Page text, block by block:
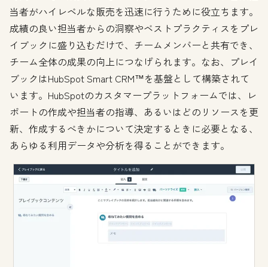
当者がハイレベルな販売を迅速に行うために役立ちます。
成績の良い担当者からの洞察やベストプラクティスをプレ
イブックに盛り込むだけで、チームメンバーと共有でき、
チーム全体の成果の向上につなげられます。なお、プレイ
ブックはHubSpot Smart CRM™を基盤として構築されて
います。HubSpotのカスタマープラットフォームでは、レ
ポートの作成や担当者の指導、あるいはどのリソースを更
新、作成するべきかについて決定するときに必要となる、
あらゆる利用データや分析を得ることができます。